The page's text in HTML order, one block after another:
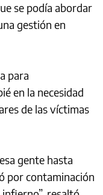
se podía abordar
gestión en
para
en la necesidad
de las víctimas
gente hasta
por contaminación